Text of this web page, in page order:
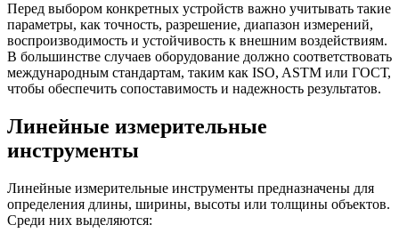
Перед выбором конкретных устройств важно учитывать такие
параметры, как точность, разрешение, диапазон измерений,
воспроизводимость и устойчивость к внешним воздействиям.
В большинстве случаев оборудование должно соответствовать
международным стандартам, таким как ISO, ASTM или ГОСТ,
чтобы обеспечить сопоставимость и надежность результатов.
Линейные измерительные
инструменты
Линейные измерительные инструменты предназначены для
определения длины, ширины, высоты или толщины объектов.
Среди них выделяются: